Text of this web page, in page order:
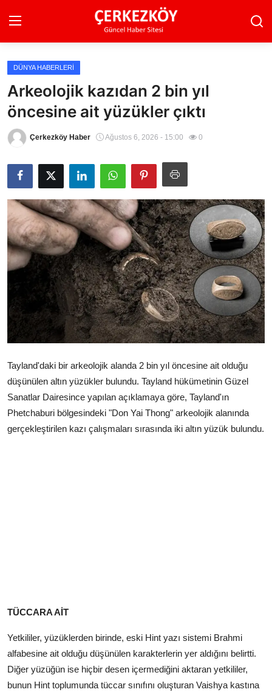
Ana Sayfa
Son Dakika
Ekonomi Haberleri
Magazin Haberleri
Spor Haberleri
Teknoloji Haberleri
Dünya Haberleri
Çerkezköy
DÜNYA HABERLERI
Arkeolojik kazıdan 2 bin yıl
öncesine ait yüzükler çıktı
Çerkezköy Haber Ağustos 6, 2026 - 15:00 0
Tayland'daki bir arkeolojik alanda 2 bin yıl öncesine ait olduğu
düşünülen altın yüzükler bulundu. Tayland hükümetinin Güzel
Sanatlar Dairesince yapılan açıklamaya göre, Tayland'ın
Phetchaburi bölgesindeki "Don Yai Thong" arkeolojik alanında
gerçekleştirilen kazı çalışmaları sırasında iki altın yüzük bulundu.
TÜCCARA AİT
Yetkililer, yüzüklerden birinde, eski Hint yazı sistemi Brahmi
alfabesine ait olduğu düşünülen karakterlerin yer aldığını belirtti.
Diğer yüzüğün ise hiçbir desen içermediğini aktaran yetkililer,
bunun Hint toplumunda tüccar sınıfını oluşturan Vaishya kastına